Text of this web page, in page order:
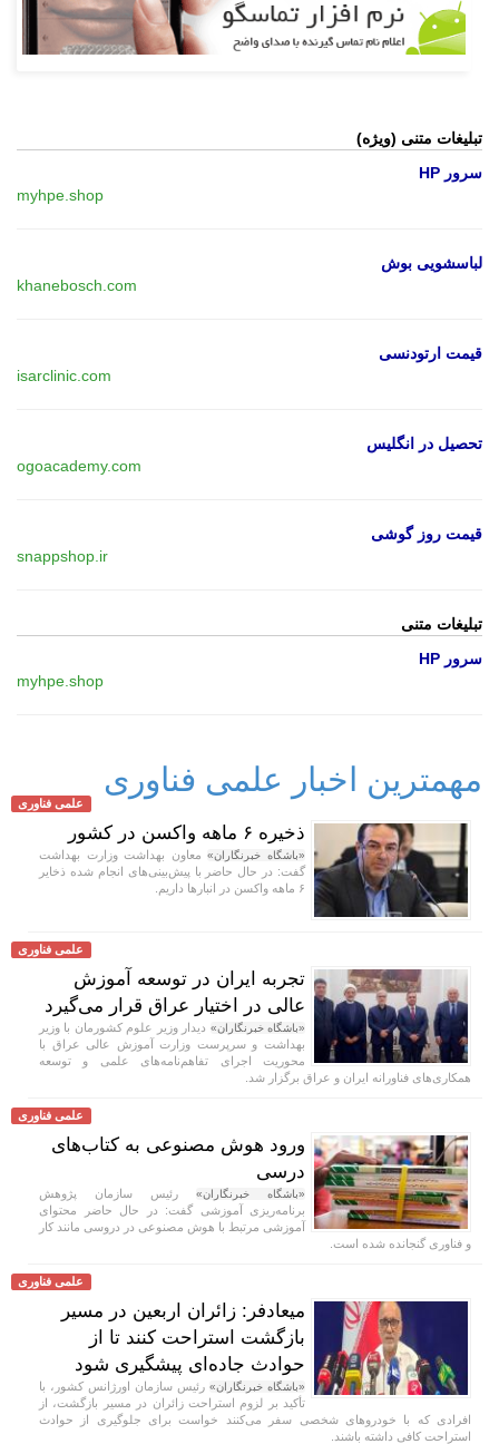
تبلیغات متنی (ویژه)
سرور HP
myhpe.shop
لباسشویی بوش
khanebosch.com
قیمت ارتودنسی
isarclinic.com
تحصیل در انگلیس
ogoacademy.com
قیمت روز گوشی
snappshop.ir
تبلیغات متنی
سرور HP
myhpe.shop
مهمترین اخبار علمی فناوری
علمی فناوری
ذخیره ۶ ماهه واکسن در کشور
«باشگاه خبرنگاران»معاون بهداشت وزارت بهداشت
گفت: در حال حاضر با پیش‌بینی‌های انجام شده ذخایر
۶ ماهه واکسن در انبار‌ها داریم.
علمی فناوری
تجربه ایران در توسعه آموزش
عالی در اختیار عراق قرار می‌گیرد
«باشگاه خبرنگاران» دیدار وزیر علوم کشورمان با وزیر
بهداشت و سرپرست وزارت آموزش عالی عراق با
محوریت اجرای تفاهم‌نامه‌های علمی و توسعه
همکاری‌های فناورانه ایران و عراق برگزار شد.
علمی فناوری
ورود هوش مصنوعی به کتاب‌های
درسی
«باشگاه خبرنگاران» رئیس سازمان پژوهش
برنامه‌ریزی آموزشی گفت: در حال حاضر محتوای
آموزشی مرتبط با هوش مصنوعی در دروسی مانند کار
و فناوری گنجانده شده است.
علمی فناوری
میعادفر: زائران اربعین در مسیر
بازگشت استراحت کنند تا از
حوادث جاده‌ای پیشگیری شود
«باشگاه خبرنگاران» رئیس سازمان اورژانس کشور، با
تأکید بر لزوم استراحت زائران در مسیر بازگشت، از
افرادی که با خودروهای شخصی سفر می‌کنند خواست برای جلوگیری از حوادث
استراحت کافی داشته باشند.